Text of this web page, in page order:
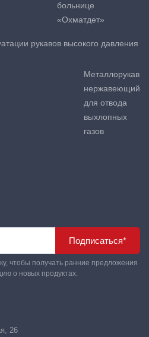
больнице
«Охматдет»
рукавов высокого давления
Металлорукав
нержавеющий
для отвода
выхлопных
газов
Подписаться*
чтобы получать ранние предложения
о новых продуктах.
26